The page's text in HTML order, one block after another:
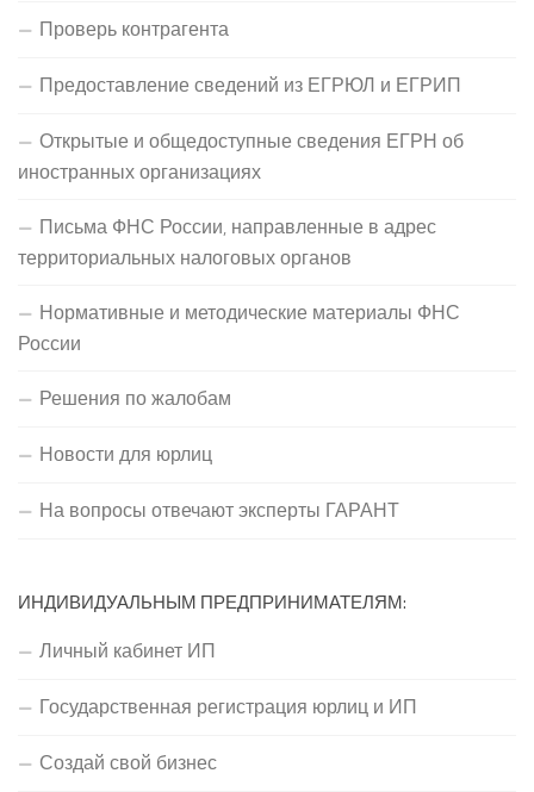
Проверь контрагента
Предоставление сведений из ЕГРЮЛ и ЕГРИП
Открытые и общедоступные сведения ЕГРН об
иностранных организациях
Письма ФНС России, направленные в адрес
территориальных налоговых органов
Нормативные и методические материалы ФНС
России
Решения по жалобам
Новости для юрлиц
На вопросы отвечают эксперты ГАРАНТ
ИНДИВИДУАЛЬНЫМ ПРЕДПРИНИМАТЕЛЯМ:
Личный кабинет ИП
Государственная регистрация юрлиц и ИП
Создай свой бизнес